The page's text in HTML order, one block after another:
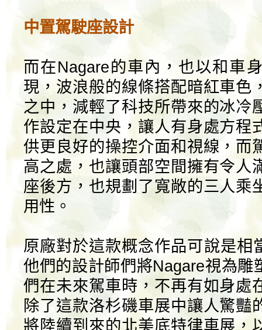
中置駕駛座設計
而在Nagare的車內，也以和車
現，波浪般的線條搭配暗紅車色
之中，減輕了科技所帶來的冰冷
作設定在中央，讓人有身處方程
供更良好的操控介面和視線，而
高之處，也讓頭部空間擁有令人
座後方，也規劃了寬敞的三人乘
用性。
原廠對於這款概念作品可說是相
他們的設計師們將Nagare視為雕
們在未來駕車時，不再有如身處
除了這款洛杉磯車展中讓人驚豔
將陸續到來的北美底特律車展，